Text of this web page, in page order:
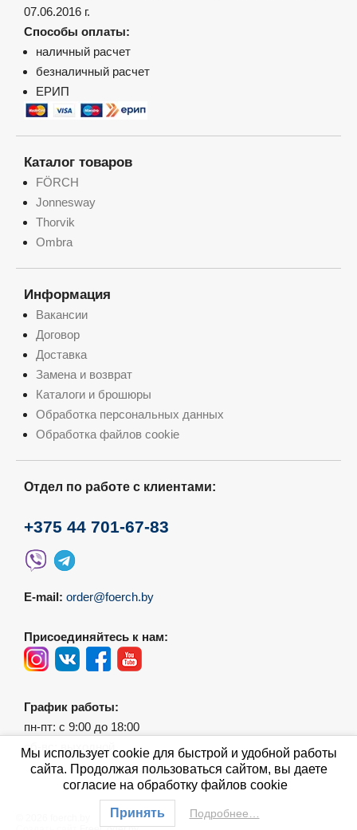
07.06.2016 г.
Способы оплаты:
наличный расчет
безналичный расчет
ЕРИП
Каталог товаров
FÖRCH
Jonnesway
Thorvik
Ombra
Информация
Вакансии
Договор
Доставка
Замена и возврат
Каталоги и брошюры
Обработка персональных данных
Обработка файлов cookie
Отдел по работе с клиентами:
+375 44 701-67-83
E-mail: order@foerch.by
Присоединяйтесь к нам:
График работы:
пн-пт: с 9:00 до 18:00
сб-вс: выходной
Мы использует cookie для быстрой и удобной работы
сайта. Продолжая пользоваться сайтом, вы даете
согласие на обработку файлов cookie
Принять Подробнее…